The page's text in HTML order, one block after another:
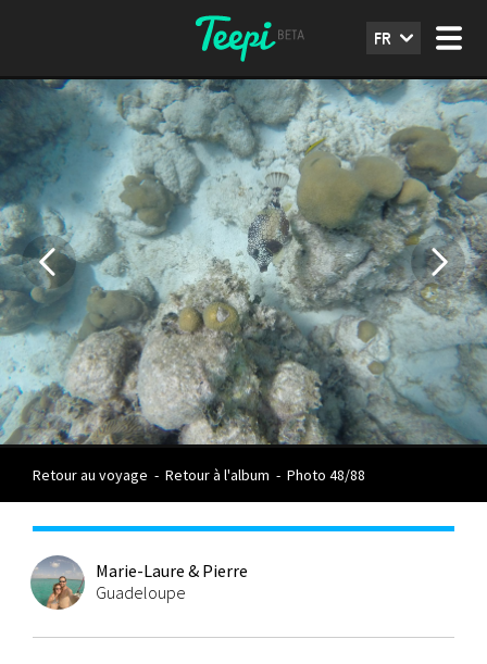
FR
Retour au voyage - Retour à l'album - Photo 48/88
Marie-Laure & Pierre
Guadeloupe